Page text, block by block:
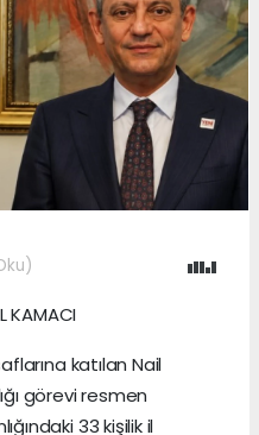
KAMACI
katılan Nail
görevi resmen
33 kişilik il